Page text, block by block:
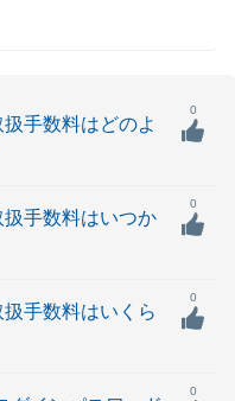
扱手数料はどのよ
0
扱手数料はいつか
0
扱手数料はいくら
0
0